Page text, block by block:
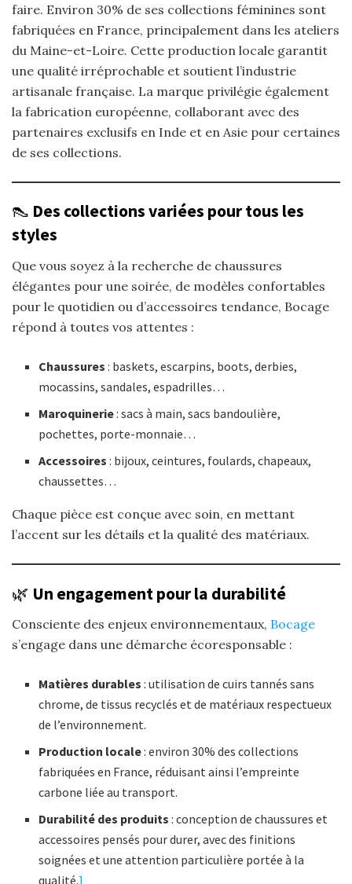
faire. Environ 30% de ses collections féminines sont
fabriquées en France, principalement dans les ateliers
du Maine-et-Loire. Cette production locale garantit
une qualité irréprochable et soutient l’industrie
artisanale française. La marque privilégie également
la fabrication européenne, collaborant avec des
partenaires exclusifs en Inde et en Asie pour certaines
de ses collections.​
👠 Des collections variées pour tous les
styles
Que vous soyez à la recherche de chaussures
élégantes pour une soirée, de modèles confortables
pour le quotidien ou d’accessoires tendance, Bocage
répond à toutes vos attentes :
Chaussures : baskets, escarpins, boots, derbies,
mocassins, sandales, espadrilles…
Maroquinerie: sacs à main, sacs bandoulière,
pochettes, porte-monnaie…
Accessoires : bijoux, ceintures, foulards, chapeaux,
chaussettes…​
Chaque pièce est conçue avec soin, en mettant
l’accent sur les détails et la qualité des matériaux.​
🌿 Un engagement pour la durabilité
Consciente des enjeux environnementaux, Bocage
s’engage dans une démarche écoresponsable :
Matières durables : utilisation de cuirs tannés sans
chrome, de tissus recyclés et de matériaux respectueux
de l’environnement.
Production locale: environ 30% des collections
fabriquées en France, réduisant ainsi l’empreinte
carbone liée au transport.
Durabilité des produits : conception de chaussures et
accessoires pensés pour durer, avec des finitions
soignées et une attention particulière portée à la
qualité.​]